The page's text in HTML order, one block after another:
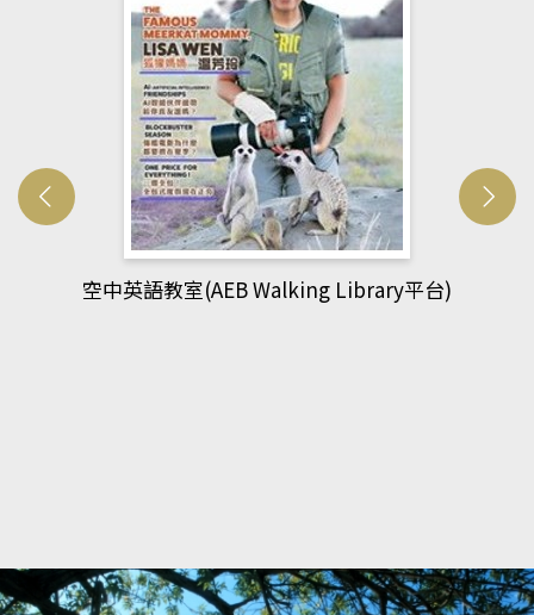
網管人(kono平台)